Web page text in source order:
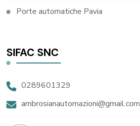
Porte automatiche Pavia
SIFAC SNC
0289601329
ambrosianautomazioni@gmail.com